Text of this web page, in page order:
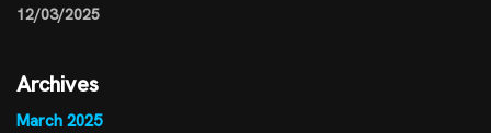
12/03/2025
Archives
March 2025